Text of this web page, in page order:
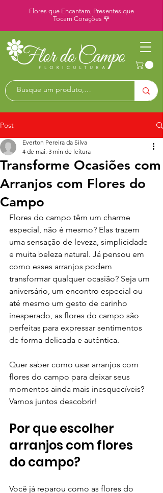
Flores que Encantam, Presentes que
Tocam Corações 🌹
Post
Transforme Ocasiões com
Arranjos com Flores do
Campo
Everton Pereira da Silva
4 de mai. 3 min de leitura
Flores do campo têm um charme
especial, não é mesmo? Elas trazem
uma sensação de leveza, simplicidade
e muita beleza natural. Já pensou em
como esses arranjos podem
transformar qualquer ocasião? Seja um
aniversário, um encontro especial ou
até mesmo um gesto de carinho
inesperado, as flores do campo são
perfeitas para expressar sentimentos
de forma delicada e autêntica.
Quer saber como usar arranjos com
flores do campo para deixar seus
momentos ainda mais inesquecíveis?
Vamos juntos descobrir!
Por que escolher
arranjos com flores
do campo?
Você já reparou como as flores do